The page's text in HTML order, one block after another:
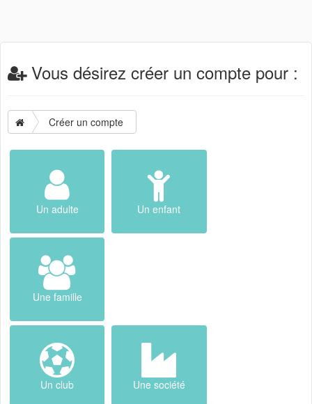
Vous désirez créer un compte pour :
Créer un compte
Un adulte Un enfant
Une famille
Un club Une société